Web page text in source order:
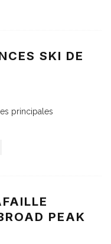
SKI DE
principales
PEAK